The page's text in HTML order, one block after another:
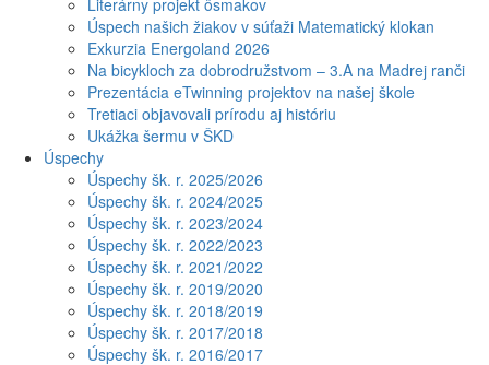
Literárny projekt ôsmakov
Úspech našich žiakov v súťaži Matematický klokan
Exkurzia Energoland 2026
Na bicykloch za dobrodružstvom – 3.A na Madrej ranči
Prezentácia eTwinning projektov na našej škole
Tretiaci objavovali prírodu aj históriu
Ukážka šermu v ŠKD
Úspechy
Úspechy šk. r. 2025/2026
Úspechy šk. r. 2024/2025
Úspechy šk. r. 2023/2024
Úspechy šk. r. 2022/2023
Úspechy šk. r. 2021/2022
Úspechy šk. r. 2019/2020
Úspechy šk. r. 2018/2019
Úspechy šk. r. 2017/2018
Úspechy šk. r. 2016/2017